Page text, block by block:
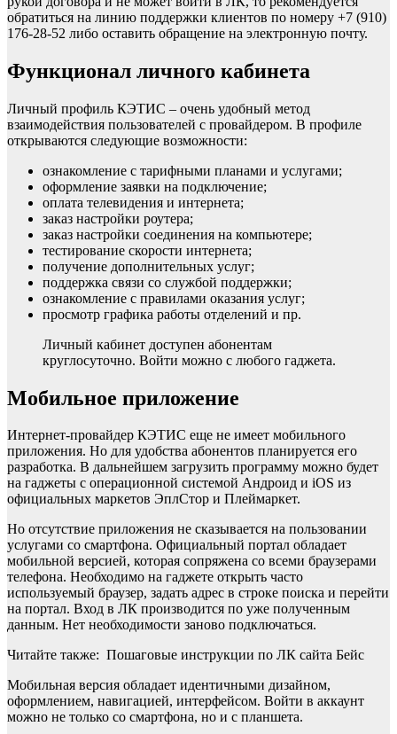
обратиться на линию поддержки клиентов по номеру +7 (910)
176-28-52 либо оставить обращение на электронную почту.
Функционал личного кабинета
Личный профиль КЭТИС – очень удобный метод
взаимодействия пользователей с провайдером. В профиле
открываются следующие возможности:
ознакомление с тарифными планами и услугами;
оформление заявки на подключение;
оплата телевидения и интернета;
заказ настройки роутера;
заказ настройки соединения на компьютере;
тестирование скорости интернета;
получение дополнительных услуг;
поддержка связи со службой поддержки;
ознакомление с правилами оказания услуг;
просмотр графика работы отделений и пр.
Личный кабинет доступен абонентам
круглосуточно. Войти можно с любого гаджета.
Мобильное приложение
Интернет-провайдер КЭТИС еще не имеет мобильного
приложения. Но для удобства абонентов планируется его
разработка. В дальнейшем загрузить программу можно будет
на гаджеты с операционной системой Андроид и iOS из
официальных маркетов ЭплСтор и Плеймаркет.
Но отсутствие приложения не сказывается на пользовании
услугами со смартфона. Официальный портал обладает
мобильной версией, которая сопряжена со всеми браузерами
телефона. Необходимо на гаджете открыть часто
используемый браузер, задать адрес в строке поиска и перейти
на портал. Вход в ЛК производится по уже полученным
данным. Нет необходимости заново подключаться.
Читайте также: Пошаговые инструкции по ЛК сайта Бейс
Мобильная версия обладает идентичными дизайном,
оформлением, навигацией, интерфейсом. Войти в аккаунт
можно не только со смартфона, но и с планшета.